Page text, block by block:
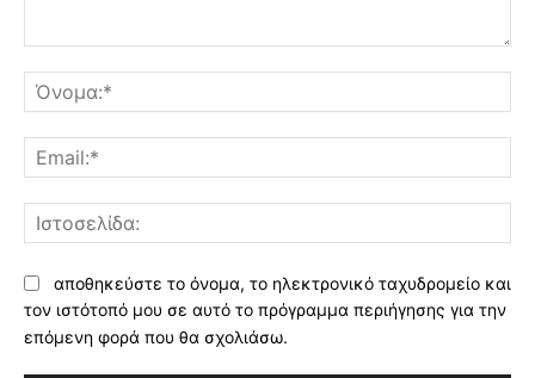
αποθηκεύστε το όνομα, το ηλεκτρονικό ταχυδρομείο και
τον ιστότοπό μου σε αυτό το πρόγραμμα περιήγησης για την
επόμενη φορά που θα σχολιάσω.